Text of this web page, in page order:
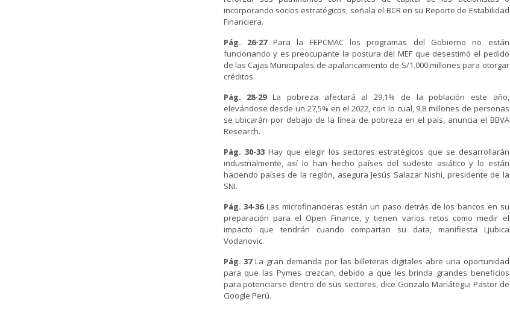
incorporando socios estratégicos, señala el BCR en su Reporte de Estabilidad
Financiera.
Pág. 26-27Para la FEPCMAC los programas del Gobierno no están
funcionando y es preocupante la postura del MEF que desestimó el pedido
de las Cajas Municipales de apalancamiento de S/1.000 millones para otorgar
créditos.
Pág. 28-29La pobreza afectará al 29,1% de la población este año,
elevándose desde un 27,5% en el 2022, con lo cual, 9,8 millones de personas
se ubicarán por debajo de la línea de pobreza en el país, anuncia el BBVA
Research.
Pág. 30-33Hay que elegir los sectores estratégicos que se desarrollarán
industrialmente, así lo han hecho países del sudeste asiático y lo están
haciendo países de la región, asegura Jesús Salazar Nishi, presidente de la
SNI.
Pág. 34-36Las microfinancieras están un paso detrás de los bancos en su
preparación para el Open Finance, y tienen varios retos como medir el
impacto que tendrán cuando compartan su data, manifiesta Ljubica
Vodanovic.
Pág. 37La gran demanda por las billeteras digitales abre una oportunidad
para que las Pymes crezcan, debido a que les brinda grandes beneficios
para potenciarse dentro de sus sectores, dice Gonzalo Mariátegui Pastor de
Google Perú.